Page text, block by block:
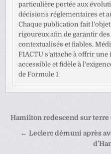
particulière portée aux
décisions réglementaires et
Chaque publication fait
rigoureux afin de garantir
contextualisés et fiables.
F1ACTU s’attache à offrir
accessible et fidèle à
de Formule 1.
Navigation
Hamilton redescend sur
← Leclerc démuni après